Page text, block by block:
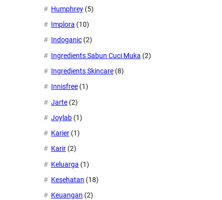
Humphrey (5)
Implora (10)
Indoganic (2)
Ingredients Sabun Cuci Muka (2)
Ingredients Skincare (8)
Innisfree (1)
Jarte (2)
Joylab (1)
Karier (1)
Karir (2)
Keluarga (1)
Kesehatan (18)
Keuangan (2)